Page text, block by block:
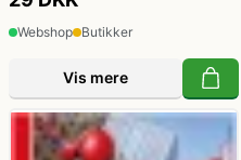
Nonne, præste, munke
Paryk og skæg
Webshop Butikker
Vis mere